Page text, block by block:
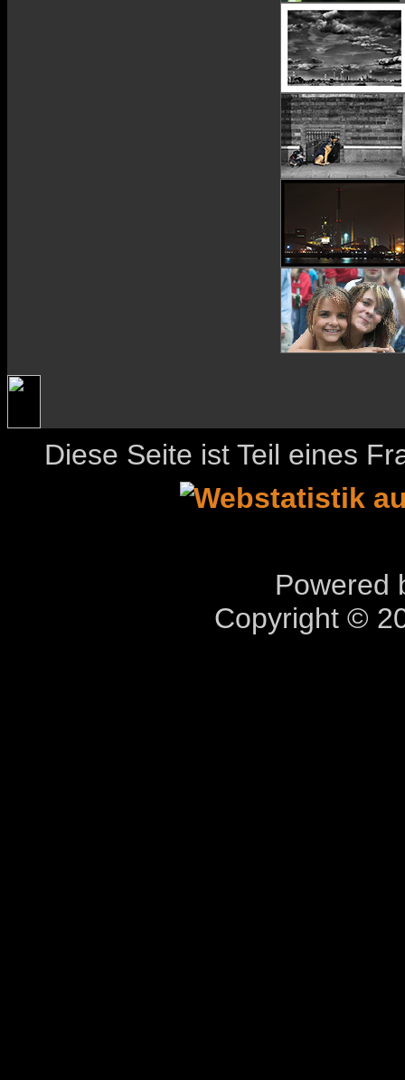
Diese Seite ist Teil eines
Powered
Copyright ©